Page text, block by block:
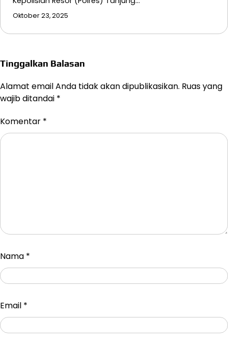
Oktober 23, 2025
Tinggalkan Balasan
Alamat email Anda tidak akan dipublikasikan. Ruas yang
wajib ditandai *
Komentar *
Nama *
Email *